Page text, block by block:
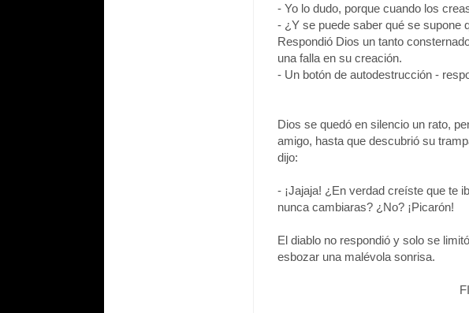
- Yo lo dudo, porque cuando los
- ¿Y se puede saber qué se supone
Respondió Dios un tanto
una falla en su creación.
- Un botón de autodestrucción -
Dios se quedó en silencio un rato,
amigo, hasta que descubrió su
dijo:
- ¡Jajaja! ¿En verdad creíste que te
nunca cambiaras? ¿No? ¡Picarón!
El diablo no respondió y solo se
esbozar una malévola sonrisa.